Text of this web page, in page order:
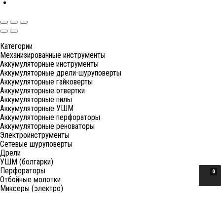
0
Категории
Механизированные инструменты
Аккумуляторные инструменты
Аккумуляторные дрели-шуруповерты
Аккумуляторные гайковерты
Аккумуляторные отвертки
Аккумуляторные пилы
Аккумуляторные УШМ
Аккумуляторные перфораторы
Аккумуляторные реноваторы
Электроинструменты
Сетевые шуруповерты
Дрели
УШМ (болгарки)
Перфораторы
Отбойные молотки
Миксеры (электро)